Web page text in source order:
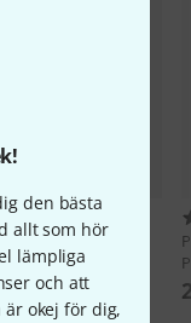
den bästa
allt som hör
lämpliga
och att
okej för dig,
20 Deluxe Clarinet